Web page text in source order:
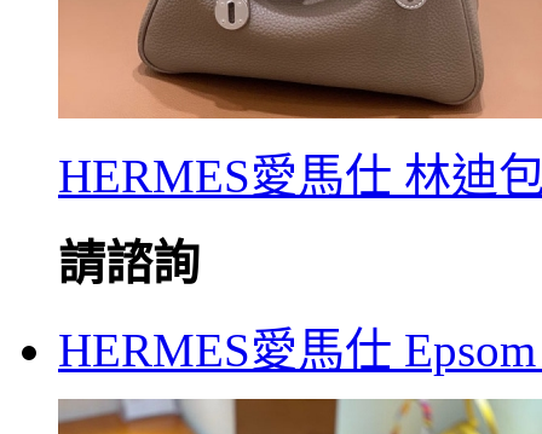
HERMES愛馬仕 林迪
請諮詢
HERMES愛馬仕